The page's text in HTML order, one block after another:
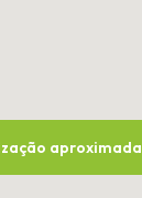
aproximada